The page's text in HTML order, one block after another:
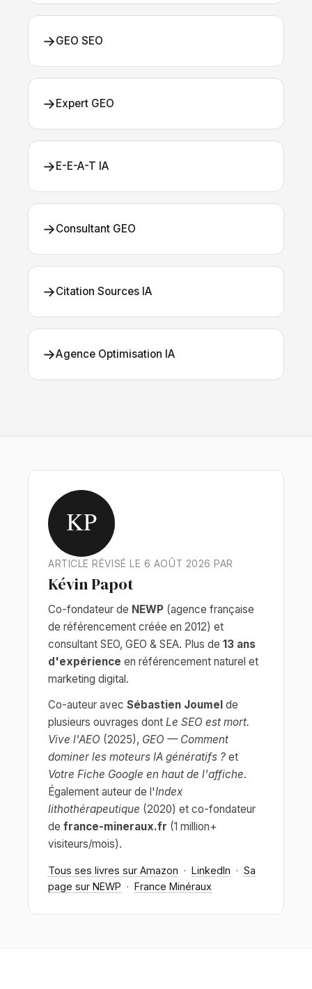
→GEO SEO
→Expert GEO
→E-E-A-T IA
→Consultant GEO
→Citation Sources IA
→Agence Optimisation IA
KP
ARTICLE RÉVISÉ LE 6 AOÛT 2026 PAR
Kévin Papot
Co-fondateur de NEWP (agence française
de référencement créée en 2012) et
consultant SEO, GEO & SEA. Plus de 13 ans
d'expérience en référencement naturel et
marketing digital.
Co-auteur avec Sébastien Joumel de
plusieurs ouvrages dont Le SEO est mort.
Vive l'AEO (2025), GEO — Comment
dominer les moteurs IA génératifs ? et
Votre Fiche Google en haut de l'affiche.
Également auteur de l'Index
lithothérapeutique (2020) et co-fondateur
de france-mineraux.fr (1 million+
visiteurs/mois).
Tous ses livres sur Amazon · LinkedIn · Sa
page sur NEWP · France Minéraux